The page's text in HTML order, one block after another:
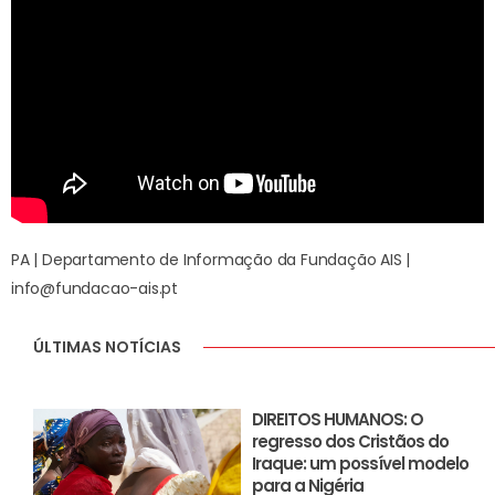
PA | Departamento de Informação da Fundação AIS |
info@fundacao-ais.pt
ÚLTIMAS NOTÍCIAS
DIREITOS HUMANOS: O
regresso dos Cristãos do
Iraque: um possível modelo
para a Nigéria